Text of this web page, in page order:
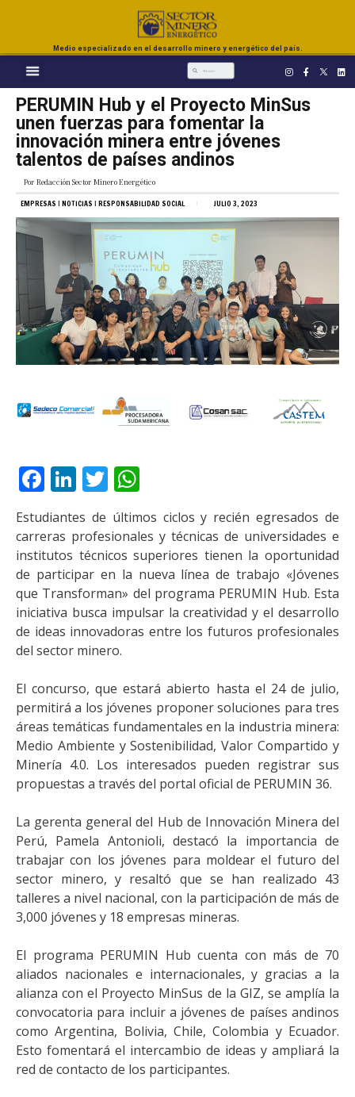
Medio especializado en el desarrollo minero y energético del país.
PERUMIN Hub y el Proyecto MinSus
unen fuerzas para fomentar la
innovación minera entre jóvenes
talentos de países andinos
Por Redacción Sector Minero Energético
EMPRESAS | NOTICIAS | RESPONSABILIDAD SOCIAL JULIO 3, 2023
Facebook
LinkedIn
Twitter
Estudiantes de últimos ciclos y recién egresados de
carreras profesionales y técnicas de universidades e
institutos técnicos superiores tienen la oportunidad
de participar en la nueva línea de trabajo «Jóvenes
que Transforman» del programa PERUMIN Hub. Esta
iniciativa busca impulsar la creatividad y el desarrollo
de ideas innovadoras entre los futuros profesionales
del sector minero.
El concurso, que estará abierto hasta el 24 de julio,
permitirá a los jóvenes proponer soluciones para tres
áreas temáticas fundamentales en la industria minera:
Medio Ambiente y Sostenibilidad, Valor Compartido y
Minería 4.0. Los interesados pueden registrar sus
propuestas a través del portal oficial de PERUMIN 36.
La gerenta general del Hub de Innovación Minera del
Perú, Pamela Antonioli, destacó la importancia de
trabajar con los jóvenes para moldear el futuro del
sector minero, y resaltó que se han realizado 43
talleres a nivel nacional, con la participación de más de
3,000 jóvenes y 18 empresas mineras.
El programa PERUMIN Hub cuenta con más de 70
aliados nacionales e internacionales, y gracias a la
alianza con el Proyecto MinSus de la GIZ, se amplía la
convocatoria para incluir a jóvenes de países andinos
como Argentina, Bolivia, Chile, Colombia y Ecuador.
Esto fomentará el intercambio de ideas y ampliará la
red de contacto de los participantes.